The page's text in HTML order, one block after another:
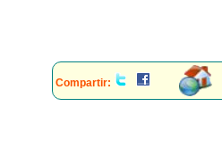
Compartir: